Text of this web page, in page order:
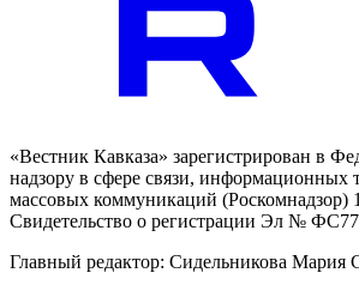
«Вестник Кавказа» зарегистрирован в
надзору в сфере связи, информационных
массовых коммуникаций (Роскомнадзор)
Свидетельство о регистрации Эл №
Главный редактор: Сидельникова Мария